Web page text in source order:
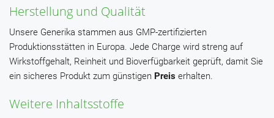
Herstellung und Qualität
Unsere Generika stammen aus GMP-zertifizierten
Produktionsstätten in Europa. Jede Charge wird streng auf
Wirkstoffgehalt, Reinheit und Bioverfügbarkeit geprüft, damit Sie
ein sicheres Produkt zum günstigen Preis erhalten.
Weitere Inhaltsstoffe